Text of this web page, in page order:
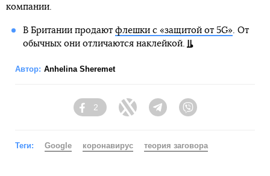
компании.
В Британии продают флешки с «защитой от 5G». От
обычных они отличаются наклейкой.
Автор: Anhelina Sheremet
Facebook
2
Twitter TelegramViber
Теги: Google коронавирус теория заговора